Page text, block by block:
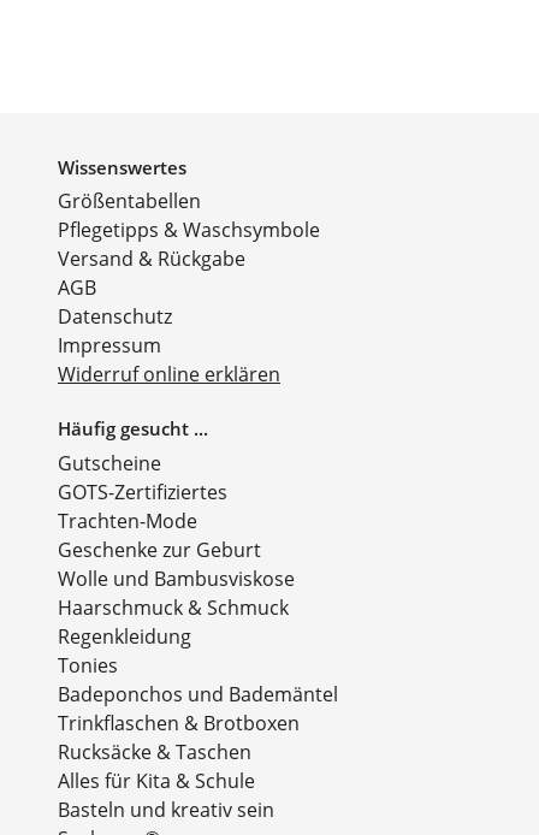
Wissenswertes
Größentabellen
Pflegetipps & Waschsymbole
Versand & Rückgabe
AGB
Datenschutz
Impressum
Widerruf online erklären
Häufig gesucht ...
Gutscheine
GOTS-Zertifiziertes
Trachten-Mode
Geschenke zur Geburt
Wolle und Bambusviskose
Haarschmuck & Schmuck
Regenkleidung
Tonies
Badeponchos und Bademäntel
Trinkflaschen & Brotboxen
Rucksäcke & Taschen
Alles für Kita & Schule
Basteln und kreativ sein